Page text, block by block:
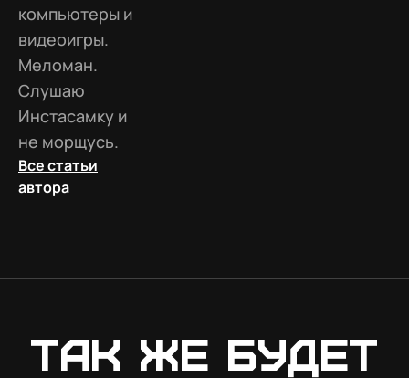
компьютеры и
видеоигры.
Меломан.
Слушаю
Инстасамку и
не морщусь.
Все статьи
автора
Так же будет